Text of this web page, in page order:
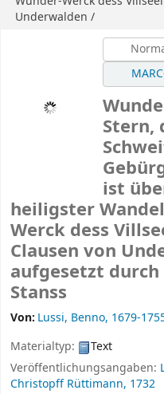
Underwalden /
Stern,
ist
heiligster
Werck dess
Clausen von
aufgesetzt durch
Stanss
Von: Lussi, Benno, 1679-
Materialtyp:
Text
Veröffentlichungsangaben:
Christopff Rüttimann, 1732